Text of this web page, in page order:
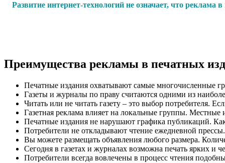
Развитие интернет-технологий не означает, что
Преимущества рекламы в печатных
Печатные издания охватывают самые многочисленные
Газеты и журналы по праву считаются одними из
Читать или не читать газету – это выбор потребителя.
Газетная реклама влияет на локальные группы.
Печатные издания не нарушают графика публикаций. Как
Потребители не откладывают чтение ежедневной прессы.
Вы можете размещать объявления любого размера.
Сегодня в газетах и журналах возможна печать ярких и
Потребители всегда вовлечены в процесс чтения